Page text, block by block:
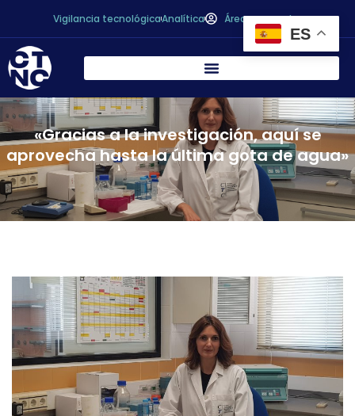
Vigilancia tecnológicaAnalítica Área personal
«Gracias a la investigación, aquí se
aprovecha hasta la última gota de agua»
ES